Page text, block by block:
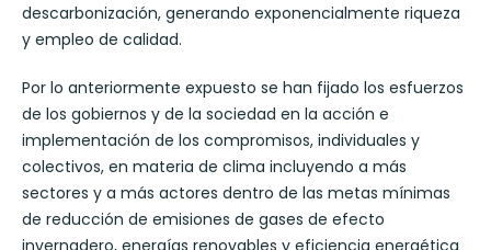
descarbonización, generando exponencialmente riqueza
y empleo de calidad.
Por lo anteriormente expuesto se han fijado los esfuerzos
de los gobiernos y de la sociedad en la acción e
implementación de los compromisos, individuales y
colectivos, en materia de clima incluyendo a más
sectores y a más actores dentro de las metas mínimas
de reducción de emisiones de gases de efecto